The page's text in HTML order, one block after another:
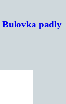
Bulovka padly